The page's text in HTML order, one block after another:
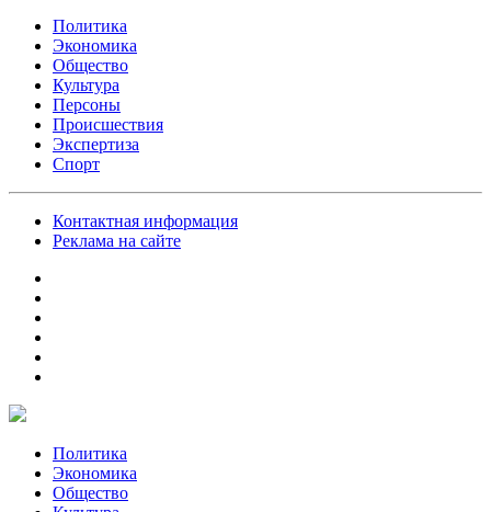
Политика
Экономика
Общество
Культура
Персоны
Происшествия
Экспертиза
Спорт
Контактная информация
Реклама на сайте
Политика
Экономика
Общество